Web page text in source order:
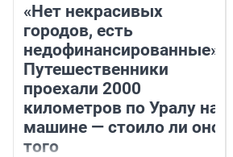
«Нет некрасивых
городов, есть
недофинансированные».
Путешественники
проехали 2000
километров по Уралу на
машине — стоило ли оно
того